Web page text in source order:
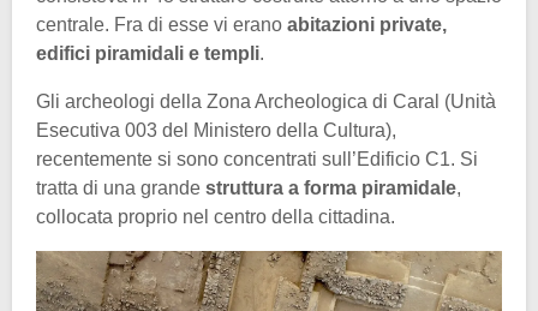
centrale. Fra di esse vi erano abitazioni private,
edifici piramidali e templi.
Gli archeologi della Zona Archeologica di Caral (Unità
Esecutiva 003 del Ministero della Cultura),
recentemente si sono concentrati sull’Edificio C1. Si
tratta di una grande struttura a forma piramidale,
collocata proprio nel centro della cittadina.